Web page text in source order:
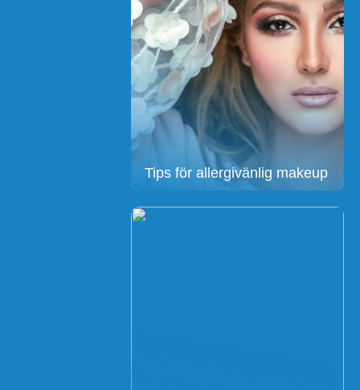
Tips för allergivänlig makeup